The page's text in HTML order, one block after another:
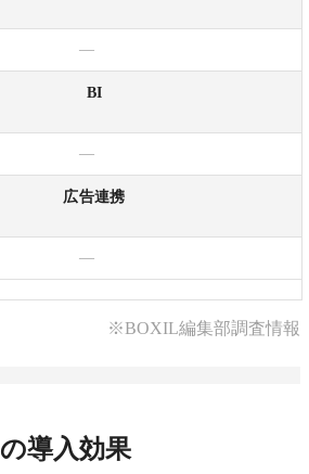
—
BI
—
広告連携
—
※BOXIL編集部調査情報
の導入効果